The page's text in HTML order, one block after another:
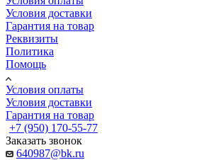
Условия доставки
Гарантия на товар
Реквизиты
Политика
Помощь
Условия оплаты
Условия доставки
Гарантия на товар
+7 (950) 170-55-77
Заказать звонок
640987@bk.ru